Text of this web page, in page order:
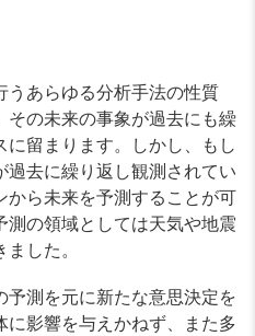
うあらゆる分析手法の性質
の未来の事象が過去にも繰
に留まります。しかし、もし
去に繰り返し観測されてい
から未来を予測することが可
の領域としては天気や地震
した。
測を元に新たな意思決定を
影響を与えかねず、また多